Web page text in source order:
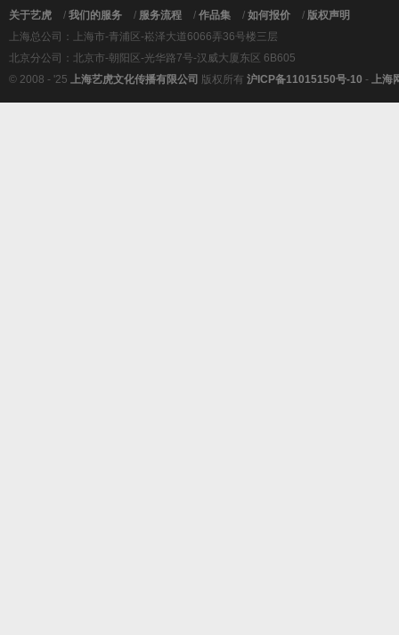
关于艺虎 / 我们的服务 / 服务流程 / 作品集 / 如何报价 / 版权声明
上海总公司：上海市-青浦区-崧泽大道6066弄36号楼三层
北京分公司：北京市-朝阳区-光华路7号-汉威大厦东区 6B605
© 2008 - '25 上海艺虎文化传播有限公司 版权所有 沪ICP备11015150号-10 - 上海